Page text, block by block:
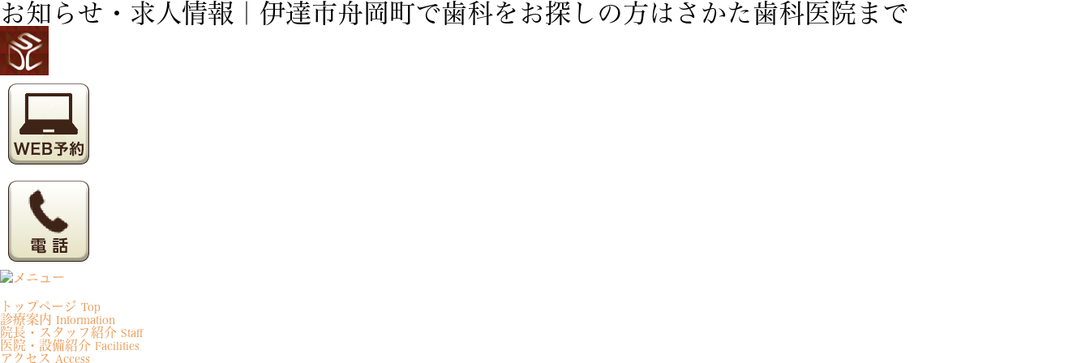
お知らせ・求人情報｜伊達市舟岡町で歯科をお探しの方はさかた歯科医院まで
トップページ Top
診療案内 Information
院長・スタッフ紹介 Staff
医院・設備紹介 Facilities
アクセス Access